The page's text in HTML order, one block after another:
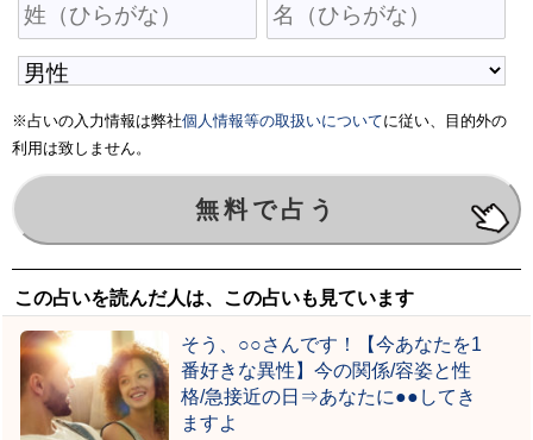
※占いの入力情報は弊社個人情報等の取扱いについてに従い、目的外の
利用は致しません。
この占いを読んだ人は、この占いも見ています
そう、○○さんです！【今あなたを1
番好きな異性】今の関係/容姿と性
格/急接近の日⇒あなたに●●してき
ますよ